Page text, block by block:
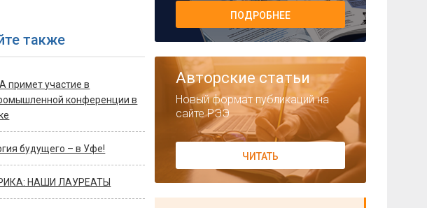
также
примет участие в
конференции в
будущего – в Уфе!
НАШИ ЛАУРЕАТЫ
ПОДРОБНЕЕ
Авторские статьи
Новый формат публикаций на
сайте РЭЭ
ЧИТАТЬ